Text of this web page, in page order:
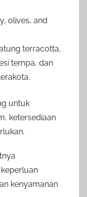
olives, and
terracotta,
tempa, dan
untuk
ketersediaan
kenyamanan